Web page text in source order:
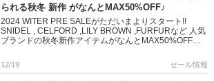
られる秋冬 新作 がなんとMAX50%OFF♪
2024 WITER PRE SALEがただいまよりスタート!!
SNIDEL , CELFORD ,LILY BROWN ,FURFURなど 人気
ブランドの秋冬新作アイテムがなんとMAX50%OFFで
12/19 セール情報